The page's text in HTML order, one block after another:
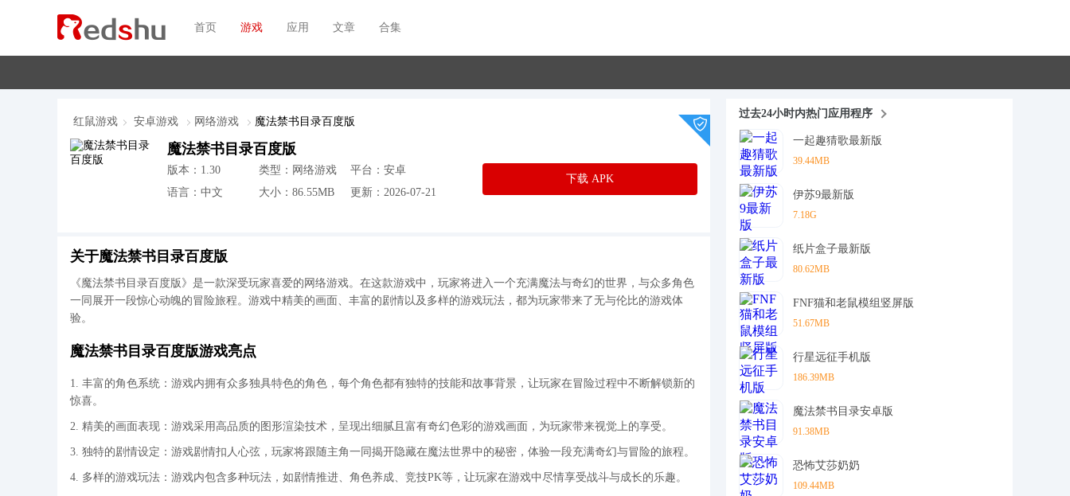
首页 游戏 应用 文章 合集
红鼠游戏 安卓游戏 网络游戏 魔法禁书目录百度版
魔法禁书目录百度版
版本：1.30 类型：网络游戏
平台：安卓
语言：中文
大小：86.55MB 更新：2026-07-21
下载 APK
关于魔法禁书目录百度版
《魔法禁书目录百度版》是一款深受玩家喜爱的网络游戏。在这款游戏中，玩家将进入一个充满魔法与奇幻的世界，与众多角色
一同展开一段惊心动魄的冒险旅程。游戏中精美的画面、丰富的剧情以及多样的游戏玩法，都为玩家带来了无与伦比的游戏体
验。
魔法禁书目录百度版游戏亮点
1. 丰富的角色系统：游戏内拥有众多独具特色的角色，每个角色都有独特的技能和故事背景，让玩家在冒险过程中不断解锁新的
惊喜。
2. 精美的画面表现：游戏采用高品质的图形渲染技术，呈现出细腻且富有奇幻色彩的游戏画面，为玩家带来视觉上的享受。
3. 独特的剧情设定：游戏剧情扣人心弦，玩家将跟随主角一同揭开隐藏在魔法世界中的秘密，体验一段充满奇幻与冒险的旅程。
4. 多样的游戏玩法：游戏内包含多种玩法，如剧情推进、角色养成、竞技PK等，让玩家在游戏中尽情享受战斗与成长的乐趣。
过去24小时内热门应用程序
一起趣猜歌最新版
39.44MB
伊苏9最新版
7.18G
纸片盒子最新版
80.62MB
FNF猫和老鼠模组竖屏版
51.67MB
行星远征手机版
186.39MB
魔法禁书目录安卓版
91.38MB
恐怖艾莎奶奶
109.44MB